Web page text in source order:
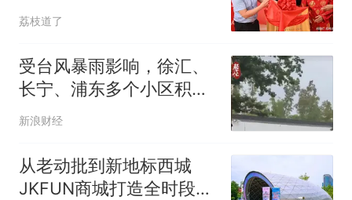
承工作室正式落户大望路
荔枝道了
受台风暴雨影响，徐汇、
长宁、浦东多个小区积
水！相关各方排水抢险
新浪财经
从老动批到新地标西城
JKFUN商城打造全时段惠